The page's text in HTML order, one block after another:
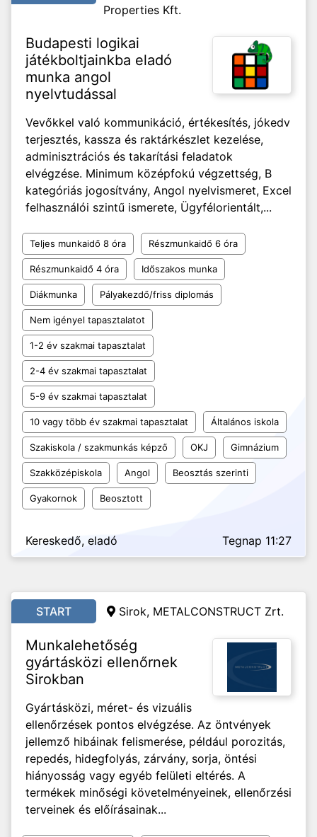
Properties Kft.
Budapesti logikai
játékboltjainkba eladó
munka angol
nyelvtudással
Vevőkkel való kommunikáció, értékesítés, jókedv
terjesztés, kassza és raktárkészlet kezelése,
adminisztrációs és takarítási feladatok
elvégzése. Minimum középfokú végzettség, B
kategóriás jogosítvány, Angol nyelvismeret, Excel
felhasználói szintű ismerete, Ügyfélorientált,...
Teljes munkaidő 8 óra Részmunkaidő 6 óra
Részmunkaidő 4 óra Időszakos munka
Diákmunka Pályakezdő/friss diplomás
Nem igényel tapasztalatot
1-2 év szakmai tapasztalat
2-4 év szakmai tapasztalat
5-9 év szakmai tapasztalat
10 vagy több év szakmai tapasztalat Általános iskola
Szakiskola / szakmunkás képző OKJ Gimnázium
Szakközépiskola Angol Beosztás szerinti
Gyakornok Beosztott
Kereskedő, eladó Tegnap 11:27
START Sirok, METALCONSTRUCT Zrt.
Munkalehetőség
gyártásközi ellenőrnek
Sirokban
Gyártásközi, méret- és vizuális
ellenőrzések pontos elvégzése. Az öntvények
jellemző hibáinak felismerése, például porozitás,
repedés, hidegfolyás, zárvány, sorja, öntési
hiányosság vagy egyéb felületi eltérés. A
termékek minőségi követelményeinek, ellenőrzési
terveinek és előírásainak...